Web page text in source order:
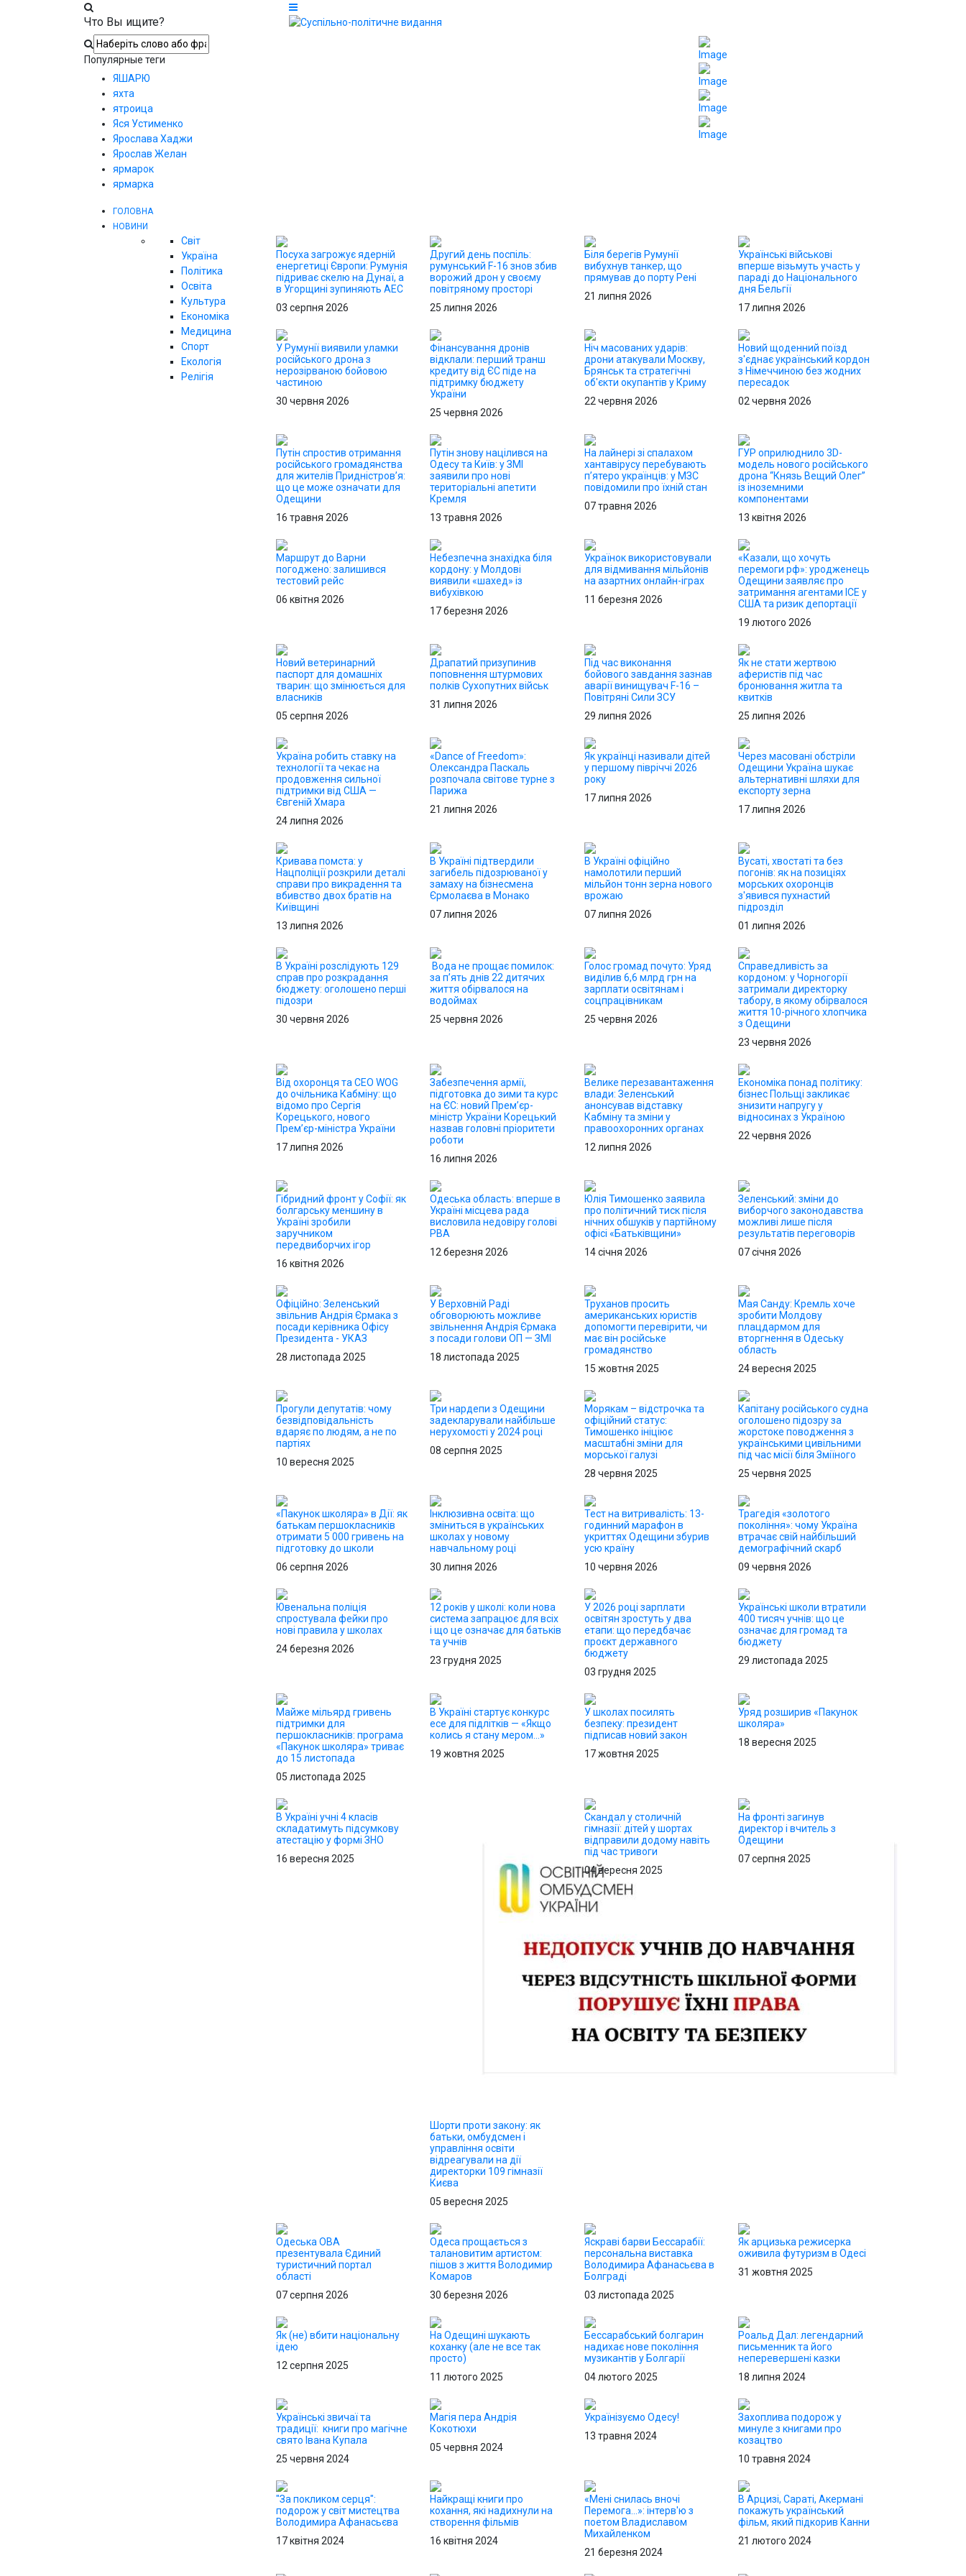
Что Вы ищите?
Популярные теги
ЯШАРЮ
яхта
ятроица
Яся Устименко
Ярослава Хаджи
Ярослав Желан
ярмарок
ярмарка
ГОЛОВНА
НОВИНИ
Світ
Україна
Політика
Освіта
Культура
Економіка
Медицина
Спорт
Екологія
Релігія
Посуха загрожує ядерній
енергетиці Європи: Румунія
підриває скелю на Дунаї, а
в Угорщині зупиняють АЕС
03 серпня 2026
Другий день поспіль:
румунський F-16 знов збив
ворожий дрон у своєму
повітряному просторі
25 липня 2026
Біля берегів Румунії
вибухнув танкер, що
прямував до порту Рені
21 липня 2026
Українські військові
вперше візьмуть участь у
параді до Національного
дня Бельгії
17 липня 2026
У Румунії виявили уламки
російського дрона з
нерозірваною бойовою
частиною
30 червня 2026
Фінансування дронів
відклали: перший транш
кредиту від ЄС піде на
підтримку бюджету
України
25 червня 2026
Ніч масованих ударів:
дрони атакували Москву,
Брянськ та стратегічні
об'єкти окупантів у Криму
22 червня 2026
Новий щоденний поїзд
з'єднає український кордон
з Німеччиною без жодних
пересадок
02 червня 2026
Путін спростив отримання
російського громадянства
для жителів Придністров’я:
що це може означати для
Одещини
16 травня 2026
Путін знову націлився на
Одесу та Київ: у ЗМІ
заявили про нові
територіальні апетити
Кремля
13 травня 2026
На лайнері зі спалахом
хантавірусу перебувають
п’ятеро українців: у МЗС
повідомили про їхній стан
07 травня 2026
ГУР оприлюднило 3D-
модель нового російського
дрона “Князь Вещий Олег”
із іноземними
компонентами
13 квітня 2026
Маршрут до Варни
погоджено: залишився
тестовий рейс
06 квітня 2026
Небезпечна знахідка біля
кордону: у Молдові
виявили «шахед» із
вибухівкою
17 березня 2026
Українок використовували
для відмивання мільйонів
на азартних онлайн-іграх
11 березня 2026
«Казали, що хочуть
перемоги рф»: уродженець
Одещини заявляє про
затримання агентами ICE у
США та ризик депортації
19 лютого 2026
Новий ветеринарний
паспорт для домашніх
тварин: що змінюється для
власників
05 серпня 2026
Драпатий призупинив
поповнення штурмових
полків Сухопутних військ
31 липня 2026
Під час виконання
бойового завдання зазнав
аварії винищувач F-16 –
Повітряні Сили ЗСУ
29 липня 2026
Як не стати жертвою
аферистів під час
бронювання житла та
квитків
25 липня 2026
Україна робить ставку на
технології та чекає на
продовження сильної
підтримки від США —
Євгеній Хмара
24 липня 2026
«Dance of Freedom»:
Олександра Паскаль
розпочала світове турне з
Парижа
21 липня 2026
Як українці називали дітей
у першому півріччі 2026
року
17 липня 2026
Через масовані обстріли
Одещини Україна шукає
альтернативні шляхи для
експорту зерна
17 липня 2026
Кривава помста: у
Нацполіції розкрили деталі
справи про викрадення та
вбивство двох братів на
Київщині
13 липня 2026
В Україні підтвердили
загибель підозрюваної у
замаху на бізнесмена
Єрмолаєва в Монако
07 липня 2026
В Україні офіційно
намолотили перший
мільйон тонн зерна нового
врожаю
07 липня 2026
Вусаті, хвостаті та без
погонів: як на позиціях
морських охоронців
з'явився пухнастий
підрозділ
01 липня 2026
В Україні розслідують 129
справ про розкрадання
бюджету: оголошено перші
підозри
30 червня 2026
Вода не прощає помилок:
за п’ять днів 22 дитячих
життя обірвалося на
водоймах
25 червня 2026
Голос громад почуто: Уряд
виділив 6,6 млрд грн на
зарплати освітянам і
соцпрацівникам
25 червня 2026
Справедливість за
кордоном: у Чорногорії
затримали директорку
табору, в якому обірвалося
життя 10-річного хлопчика
з Одещини
23 червня 2026
Від охоронця та CEO WOG
до очільника Кабміну: що
відомо про Сергія
Корецького, нового
Прем’єр-міністра України
17 липня 2026
Забезпечення армії,
підготовка до зими та курс
на ЄС: новий Прем’єр-
міністр України Корецький
назвав головні пріоритети
роботи
16 липня 2026
Велике перезавантаження
влади: Зеленський
анонсував відставку
Кабміну та зміни у
правоохоронних органах
12 липня 2026
Економіка понад політику:
бізнес Польщі закликає
знизити напругу у
відносинах з Україною
22 червня 2026
Гібридний фронт у Софії: як
болгарську меншину в
Україні зробили
заручником
передвиборчих ігор
16 квітня 2026
Одеська область: вперше в
Україні місцева рада
висловила недовіру голові
РВА
12 березня 2026
Юлія Тимошенко заявила
про політичний тиск після
нічних обшуків у партійному
офісі «Батьківщини»
14 січня 2026
Зеленський: зміни до
виборчого законодавства
можливі лише після
результатів переговорів
07 січня 2026
Офіційно: Зеленський
звільнив Андрія Єрмака з
посади керівника Офісу
Президента - УКАЗ
28 листопада 2025
У Верховній Раді
обговорюють можливе
звільнення Андрія Єрмака
з посади голови ОП — ЗМІ
18 листопада 2025
Труханов просить
американських юристів
допомогти перевірити, чи
має він російське
громадянство
15 жовтня 2025
Мая Санду: Кремль хоче
зробити Молдову
плацдармом для
вторгнення в Одеську
область
24 вересня 2025
Прогули депутатів: чому
безвідповідальність
вдаряє по людям, а не по
партіях
10 вересня 2025
Три нардепи з Одещини
задекларували найбільше
нерухомості у 2024 році
08 серпня 2025
Морякам – відстрочка та
офіційний статус:
Тимошенко ініціює
масштабні зміни для
морської галузі
28 червня 2025
Капітану російського судна
оголошено підозру за
жорстоке поводження з
українськими цивільними
під час місії біля Зміїного
25 червня 2025
«Пакунок школяра» в Дії: як
батькам першокласників
отримати 5 000 гривень на
підготовку до школи
06 серпня 2026
Інклюзивна освіта: що
зміниться в українських
школах у новому
навчальному році
30 липня 2026
Тест на витривалість: 13-
годинний марафон в
укриттях Одещини збурив
усю країну
10 червня 2026
Трагедія «золотого
покоління»: чому Україна
втрачає свій найбільший
демографічний скарб
09 червня 2026
Ювенальна поліція
спростувала фейки про
нові правила у школах
24 березня 2026
12 років у школі: коли нова
система запрацює для всіх
і що це означає для батьків
та учнів
23 грудня 2025
У 2026 році зарплати
освітян зростуть у два
етапи: що передбачає
проєкт державного
бюджету
03 грудня 2025
Українські школи втратили
400 тисяч учнів: що це
означає для громад та
бюджету
29 листопада 2025
Майже мільярд гривень
підтримки для
першокласників: програма
«Пакунок школяра» триває
до 15 листопада
05 листопада 2025
В Україні стартує конкурс
есе для підлітків — «Якщо
колись я стану мером…»
19 жовтня 2025
У школах посилять
безпеку: президент
підписав новий закон
17 жовтня 2025
Уряд розширив «Пакунок
школяра»
18 вересня 2025
В Україні учні 4 класів
складатимуть підсумкову
атестацію у формі ЗНО
16 вересня 2025
Шорти проти закону: як
батьки, омбудсмен і
управління освіти
відреагували на дії
директорки 109 гімназії
Києва
05 вересня 2025
Скандал у столичній
гімназії: дітей у шортах
відправили додому навіть
під час тривоги
04 вересня 2025
На фронті загинув
директор і вчитель з
Одещини
07 серпня 2025
Одеська ОВА
презентувала Єдиний
туристичний портал
області
07 серпня 2026
Одеса прощається з
талановитим артистом:
пішов з життя Володимир
Комаров
30 березня 2026
Яскраві барви Бессарабії:
персональна виставка
Володимира Афанасьєва в
Болграді
03 листопада 2025
Як арцизька режисерка
оживила футуризм в Одесі
31 жовтня 2025
Як (не) вбити національну
ідею
12 серпня 2025
На Одещині шукають
коханку (але не все так
просто)
11 лютого 2025
Бессарабський болгарин
надихає нове покоління
музикантів у Болгарії
04 лютого 2025
Роальд Дал: легендарний
письменник та його
неперевершені казки
18 липня 2024
Українські звичаї та
традиції: книги про магічне
свято Івана Купала
25 червня 2024
Магія пера Андрія
Кокотюхи
05 червня 2024
Українізуємо Одесу!
13 травня 2024
Захоплива подорож у
минуле з книгами про
козацтво
10 травня 2024
"За покликом серця":
подорож у світ мистецтва
Володимира Афанасьєва
17 квітня 2024
Найкращі книги про
кохання, які надихнули на
створення фільмів
16 квітня 2024
«Мені снилась вночі
Перемога...»: інтерв'ю з
поетом Владиславом
Михайленком
21 березня 2024
В Арцизі, Сараті, Акермані
покажуть український
фільм, який підкорив Канни
21 лютого 2024